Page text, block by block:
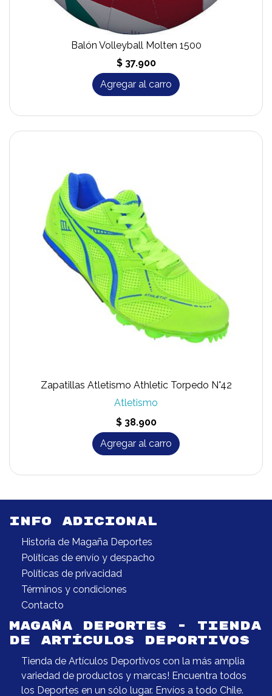
Balón Volleyball Molten 1500
$ 37.900
Agregar al carro
Zapatillas Atletismo Athletic Torpedo N°42
Atletismo
$ 38.900
Agregar al carro
INFO ADICIONAL
Historia de Magaña Deportes
Políticas de envío y despacho
Políticas de privacidad
Términos y condiciones
Contacto
MAGAÑA DEPORTES - TIENDA
DE ARTÍCULOS DEPORTIVOS
Tienda de Artículos Deportivos con la más amplia
variedad de productos y marcas! Encuentra todos
los Deportes en un sólo lugar. Envíos a todo Chile.